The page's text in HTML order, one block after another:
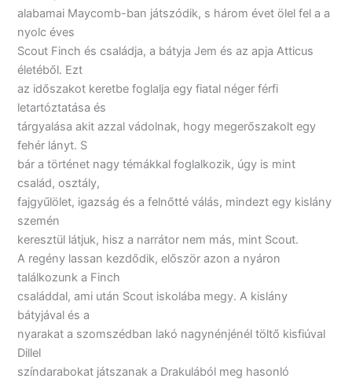
alabamai Maycomb-ban játszódik, s három évet ölel fel a a
nyolc éves
Scout Finch és családja, a bátyja Jem és az apja Atticus
életéből. Ezt
az időszakot keretbe foglalja egy fiatal néger férfi
letartóztatása és
tárgyalása akit azzal vádolnak, hogy megerőszakolt egy
fehér lányt. S
bár a történet nagy témákkal foglalkozik, úgy is mint
család, osztály,
fajgyűlölet, igazság és a felnőtté válás, mindezt egy kislány
szemén
keresztül látjuk, hisz a narrátor nem más, mint Scout.
A regény lassan kezdődik, először azon a nyáron
találkozunk a Finch
családdal, ami után Scout iskolába megy. A kislány
bátyjával és a
nyarakat a szomszédban lakó nagynénjénél töltő kisfiúval
Dillel
színdarabokat játszanak a Drakulából meg hasonló